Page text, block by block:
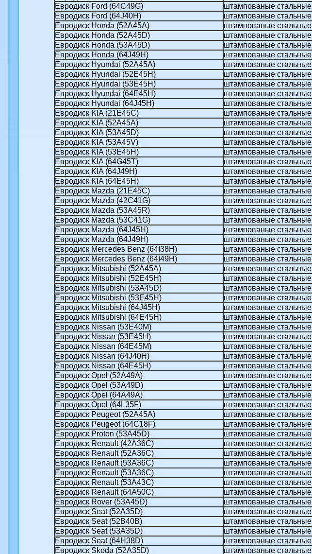
Евродиск Ford (64C49G)
штампованые стальные
Евродиск Ford (64J40H)
штампованые стальные
Евродиск Honda (52A45A)
штампованые стальные
Евродиск Honda (52А45D)
штампованые стальные
Евродиск Honda (53A45D)
штампованые стальные
Евродиск Honda (64J49H)
штампованые стальные
Евродиск Hyundai (52A45A)
штампованые стальные
Евродиск Hyundai (52E45H)
штампованые стальные
Евродиск Hyundai (53E45H)
штампованые стальные
Евродиск Hyundai (64E45H)
штампованые стальные
Евродиск Hyundai (64J45H)
штампованые стальные
Евродиск KIA (21E45C)
штампованые стальные
Евродиск KIA (52A45A)
штампованые стальные
Евродиск KIA (53A45D)
штампованые стальные
Евродиск KIA (53A45V)
штампованые стальные
Евродиск KIA (53E45H)
штампованые стальные
Евродиск KIA (64G45T)
штампованые стальные
Евродиск KIA (64J49H)
штампованые стальные
Евродиск KIA (64Е45H)
штампованые стальные
Евродиск Mazda (21E45C)
штампованые стальные
Евродиск Mazda (42C41G)
штампованые стальные
Евродиск Mazda (53A45R)
штампованые стальные
Евродиск Mazda (53C41G)
штампованые стальные
Евродиск Mazda (64J45H)
штампованые стальные
Евродиск Mazda (64J49H)
штампованые стальные
Евродиск Mercedes Benz (64I38H)
штампованые стальные
Евродиск Mercedes Benz (64I49H)
штампованые стальные
Евродиск Mitsubishi (52A45A)
штампованые стальные
Евродиск Mitsubishi (52E45H)
штампованые стальные
Евродиск Mitsubishi (53A45D)
штампованые стальные
Евродиск Mitsubishi (53E45H)
штампованые стальные
Евродиск Mitsubishi (64J45H)
штампованые стальные
Евродиск Mitsubishi (64Е45H)
штампованые стальные
Евродиск Nissan (53E40M)
штампованые стальные
Евродиск Nissan (53E45H)
штампованые стальные
Евродиск Nissan (64E45M)
штампованые стальные
Евродиск Nissan (64J40H)
штампованые стальные
Евродиск Nissan (64Е45H)
штампованые стальные
Евродиск Opel (52A49A)
штампованые стальные
Евродиск Opel (53A49D)
штампованые стальные
Евродиск Opel (64A49A)
штампованые стальные
Евродиск Opel (64L35F)
штампованые стальные
Евродиск Peugeot (52A45A)
штампованые стальные
Евродиск Peugeot (64C18F)
штампованые стальные
Евродиск Proton (53A45D)
штампованые стальные
Евродиск Renault (42A36C)
штампованые стальные
Евродиск Renault (52A36C)
штампованые стальные
Евродиск Renault (53A36C)
штампованые стальные
Евродиск Renault (53A36С)
штампованые стальные
Евродиск Renault (53A43C)
штампованые стальные
Евродиск Renault (64A50C)
штампованые стальные
Евродиск Rover (53A45D)
штампованые стальные
Евродиск Seat (52A35D)
штампованые стальные
Евродиск Seat (52B40B)
штампованые стальные
Евродиск Seat (53A35D)
штампованые стальные
Евродиск Seat (64H38D)
штампованые стальные
Евродиск Skoda (52A35D)
штампованые стальные